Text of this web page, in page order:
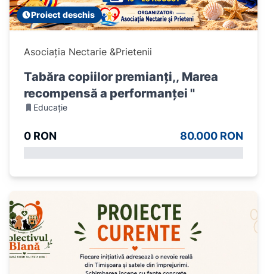
Proiect deschis
Asociația Nectarie &Prietenii
Tabăra copiilor premianți,, Marea
recompensă a performanței ''
Educație
0 RON 80.000 RON